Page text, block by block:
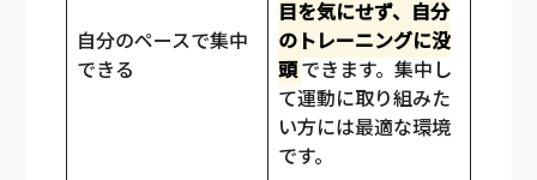
自分のペースで集中
できる
目を気にせず、自分
のトレーニングに没
頭できます。集中し
て運動に取り組みた
い方には最適な環境
です。